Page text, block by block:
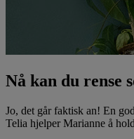
Nå kan du rense
Jo, det går faktisk an! En
Telia hjelper Marianne å